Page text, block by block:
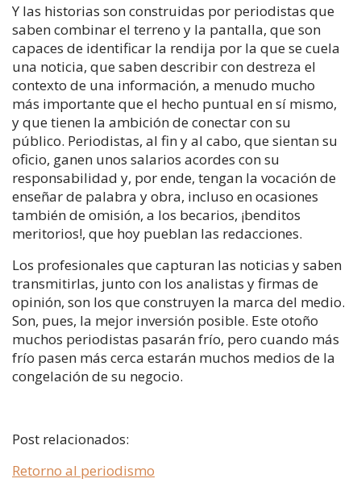
Y las historias son construidas por periodistas que
saben combinar el terreno y la pantalla, que son
capaces de identificar la rendija por la que se cuela
una noticia, que saben describir con destreza el
contexto de una información, a menudo mucho
más importante que el hecho puntual en sí mismo,
y que tienen la ambición de conectar con su
público. Periodistas, al fin y al cabo, que sientan su
oficio, ganen unos salarios acordes con su
responsabilidad y, por ende, tengan la vocación de
enseñar de palabra y obra, incluso en ocasiones
también de omisión, a los becarios, ¡benditos
meritorios!, que hoy pueblan las redacciones.
Los profesionales que capturan las noticias y saben
transmitirlas, junto con los analistas y firmas de
opinión, son los que construyen la marca del medio.
Son, pues, la mejor inversión posible. Este otoño
muchos periodistas pasarán frío, pero cuando más
frío pasen más cerca estarán muchos medios de la
congelación de su negocio.
Post relacionados:
Retorno al periodismo